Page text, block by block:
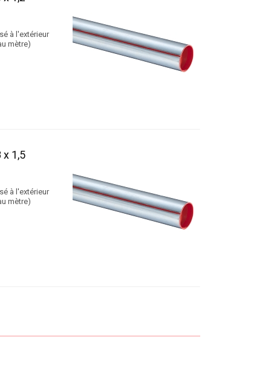
à l'extérieur
mètre)
x 1,5
à l'extérieur
mètre)